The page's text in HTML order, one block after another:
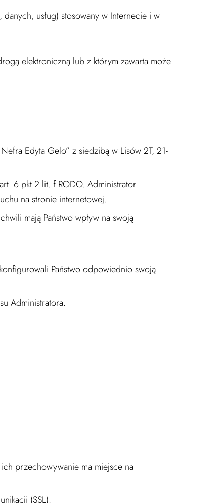
usług) stosowany w Internecie i w
elektroniczną lub z którym zawarta może
Edyta Gelo” z siedzibą w Lisów 2T, 21-
6 pkt 2 lit. f RODO. Administrator
na stronie internetowej.
mają Państwo wpływ na swoją
Państwo odpowiednio swoją
Administratora.
przechowywanie ma miejsce na
(SSL).